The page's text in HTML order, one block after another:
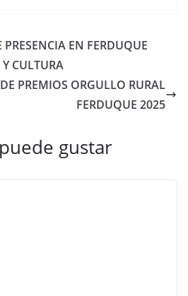
EN FERDUQUE
CULTURA
PREMIOS ORGULLO RURAL
FERDUQUE 2025
gustar